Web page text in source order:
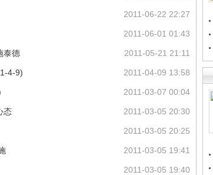
2011-06-22 22:27
2011-06-01 01:43
2011-05-21 21:11
泰德
2011-04-09 13:58
4-9)
2011-03-07 00:04
2011-03-05 20:30
态
2011-03-05 20:25
2011-03-05 19:41
2011-03-05 19:40